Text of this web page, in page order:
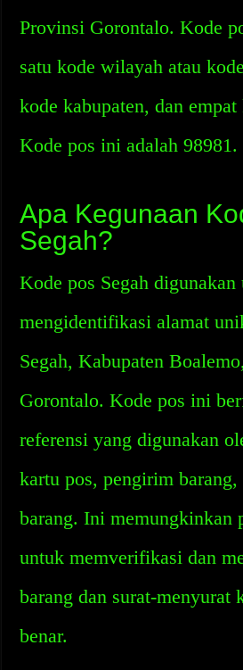
Provinsi Gorontalo. Kode
satu kode wilayah atau
kode kabupaten, dan
Kode pos ini adalah 98981.
Apa Kegunaan
Segah?
Kode pos Segah digunakan
mengidentifikasi alamat
Segah, Kabupaten
Gorontalo. Kode pos ini
referensi yang digunakan
kartu pos, pengirim barang,
barang. Ini memungkinkan
untuk memverifikasi dan
barang dan surat-menyurat
benar.